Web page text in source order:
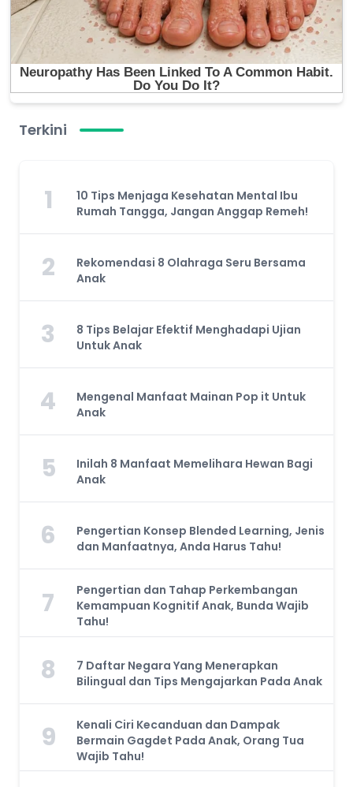
Terkini
1
10 Tips Menjaga Kesehatan Mental Ibu
Rumah Tangga, Jangan Anggap Remeh!
2
Rekomendasi 8 Olahraga Seru Bersama
Anak
3
8 Tips Belajar Efektif Menghadapi Ujian
Untuk Anak
4
Mengenal Manfaat Mainan Pop it Untuk
Anak
5
Inilah 8 Manfaat Memelihara Hewan Bagi
Anak
6
Pengertian Konsep Blended Learning, Jenis
dan Manfaatnya, Anda Harus Tahu!
7
Pengertian dan Tahap Perkembangan
Kemampuan Kognitif Anak, Bunda Wajib
Tahu!
8
7 Daftar Negara Yang Menerapkan
Bilingual dan Tips Mengajarkan Pada Anak
9
Kenali Ciri Kecanduan dan Dampak
Bermain Gagdet Pada Anak, Orang Tua
Wajib Tahu!